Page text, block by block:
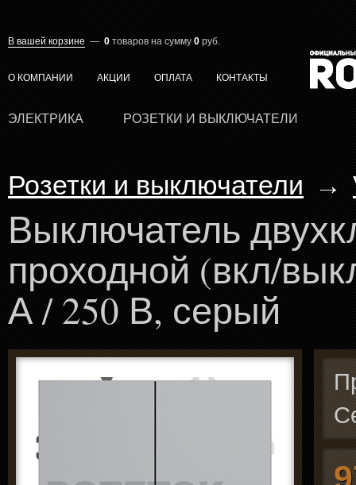
В вашей корзине — 0 товаров на сумму 0 руб.
О КОМПАНИИ АКЦИИ ОПЛАТА КОНТАКТЫ
ЭЛЕКТРИКА РОЗЕТКИ И ВЫКЛЮЧАТЕЛИ
Розетки и выключатели →
Выключатель
проходной (вкл/
А / 250 В, серый